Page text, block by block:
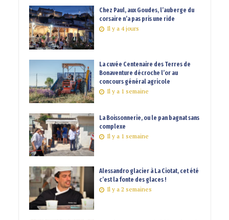
Chez Paul, aux Goudes, l’auberge du
corsaire n’a pas pris une ride
Il y a 4 jours
La cuvée Centenaire des Terres de
Bonaventure décroche l’or au
concours général agricole
Il y a 1 semaine
La Boissonnerie, ou le pan bagnat sans
complexe
Il y a 1 semaine
Alessandro glacier à La Ciotat, cet été
c’est la fonte des glaces !
Il y a 2 semaines